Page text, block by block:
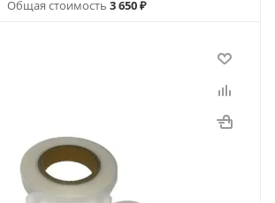
Общая стоимость 3 650 ₽